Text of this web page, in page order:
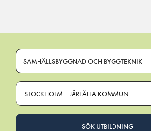
SAMHÄLLSBYGGNAD OCH BYGGTEKNIK
STOCKHOLM – JÄRFÄLLA KOMMUN
SÖK UTBILDNING